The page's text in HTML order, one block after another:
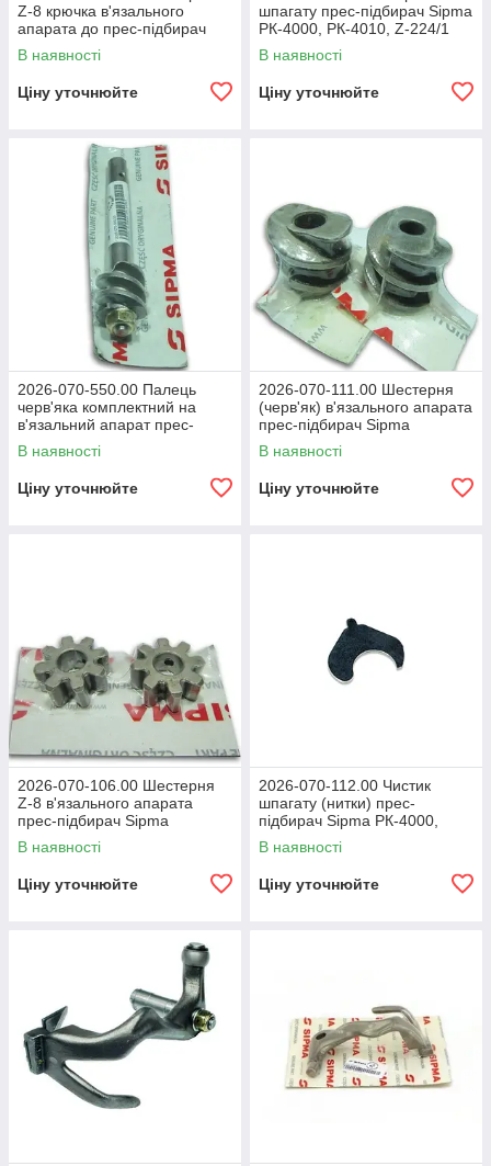
Z-8 крючка в'язального
апарата до прес-підбирач
Sipma РК-4000, РК-4010, Z-
224/1
В наявності
Ціну уточнюйте
шпагату прес-підбирач Sipma
РК-4000, РК-4010, Z-224/1
В наявності
Ціну уточнюйте
2026-070-550.00 Палець
черв'яка комплектний на
в'язальний апарат прес-
підбирач Sipma РК-4000,
РК-4010, Z-224/1
В наявності
Ціну уточнюйте
2026-070-111.00 Шестерня
(черв'як) в'язального апарата
прес-підбирач Sipma
РК-4000, РК-4010, Z-224/1
В наявності
Ціну уточнюйте
2026-070-106.00 Шестерня
Z-8 в'язального апарата
прес-підбирач Sipma
РК-4000, РК-4010, Z-224/1
В наявності
Ціну уточнюйте
2026-070-112.00 Чистик
шпагату (нитки) прес-
підбирач Sipma РК-4000,
РК-4010, Z-224/1
В наявності
Ціну уточнюйте